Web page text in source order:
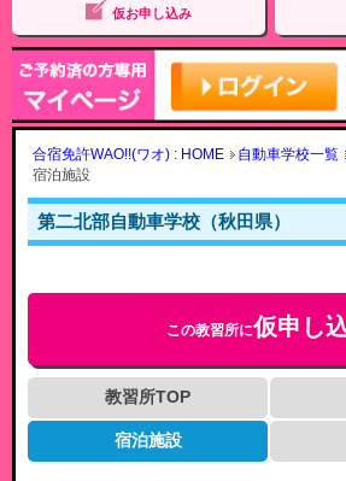
仮お申し込み
合宿免許WAO!!(ワオ) : HOME 自動車学校一覧
宿泊施設
第二北部自動車学校（秋田県）
この教習所に仮申し
教習所TOP
宿泊施設